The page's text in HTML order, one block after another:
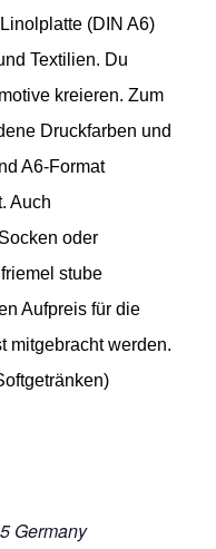
(DIN A6)
Textilien. Du
kreieren. Zum
Druckfarben und
A6-Format
Auch
oder
stube
Aufpreis für die
mitgebracht werden.
Germany